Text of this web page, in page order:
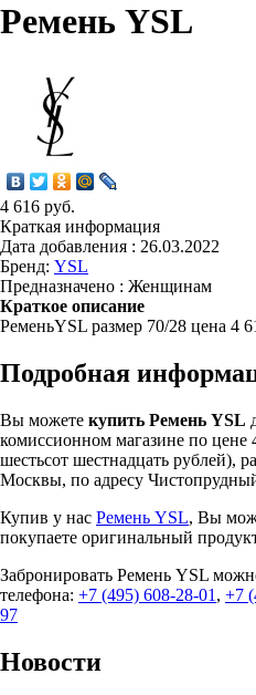
Ремень YSL
4 616 руб.
Краткая информация
Дата добавления : 26.03.2022
Бренд: YSL
Предназначено : Женщинам
Краткое описание
РеменьYSL размер 70/28 цена 4
Подробная
Вы можете купить Ремень YSL
комиссионном магазине по цене
шестьсот шестнадцать рублей),
Москвы, по адресу
Купив у нас Ремень YSL, Вы
покупаете оригинальный
Забронировать Ремень YSL
телефона: +7 (495) 608-28-01 , +7
97
Новости